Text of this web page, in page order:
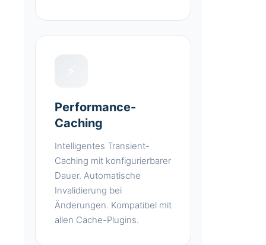
Performance-
Caching
Intelligentes Transient-
Caching mit konfigurierbarer
Dauer. Automatische
Invalidierung bei
Änderungen. Kompatibel mit
allen Cache-Plugins.